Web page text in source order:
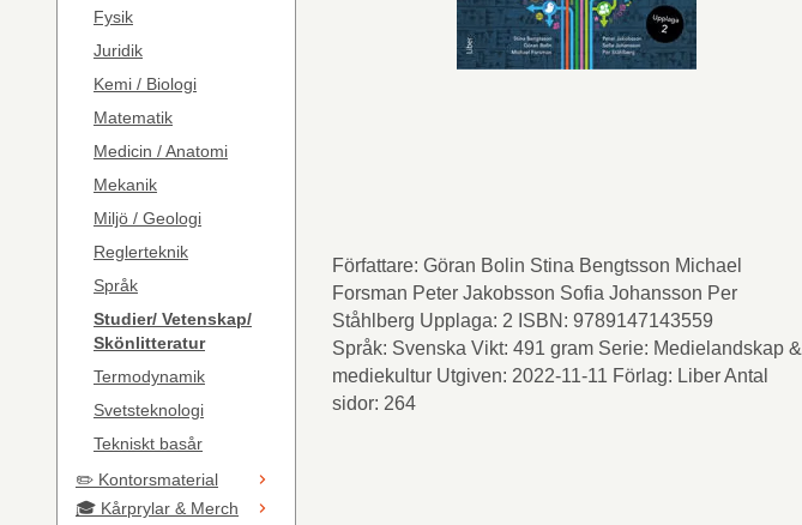
Fysik
Juridik
Kemi / Biologi
Matematik
Medicin / Anatomi
Mekanik
Miljö / Geologi
Reglerteknik
Språk
Studier/ Vetenskap/
Skönlitteratur
Termodynamik
Svetsteknologi
Tekniskt basår
✏️ Kontorsmaterial
🎓 Kårprylar & Merch
Författare: Göran Bolin Stina Bengtsson Michael
Forsman Peter Jakobsson Sofia Johansson Per
Ståhlberg Upplaga: 2 ISBN: 9789147143559
Språk: Svenska Vikt: 491 gram Serie: Medielandskap &
mediekultur Utgiven: 2022-11-11 Förlag: Liber Antal
sidor: 264